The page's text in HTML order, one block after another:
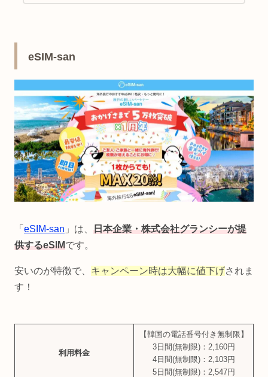
eSIM-san
「 eSIM-san 」は、 日本企業・株式会社グランシーが提
供するeSIMです。
安いのが特徴で、 キャンペーン時は大幅に値下げされま
す！
利用料金
【韓国の電話番号付き無制限】
3日間(無制限)：2,160円
4日間(無制限)：2,103円
5日間(無制限)：2,547円